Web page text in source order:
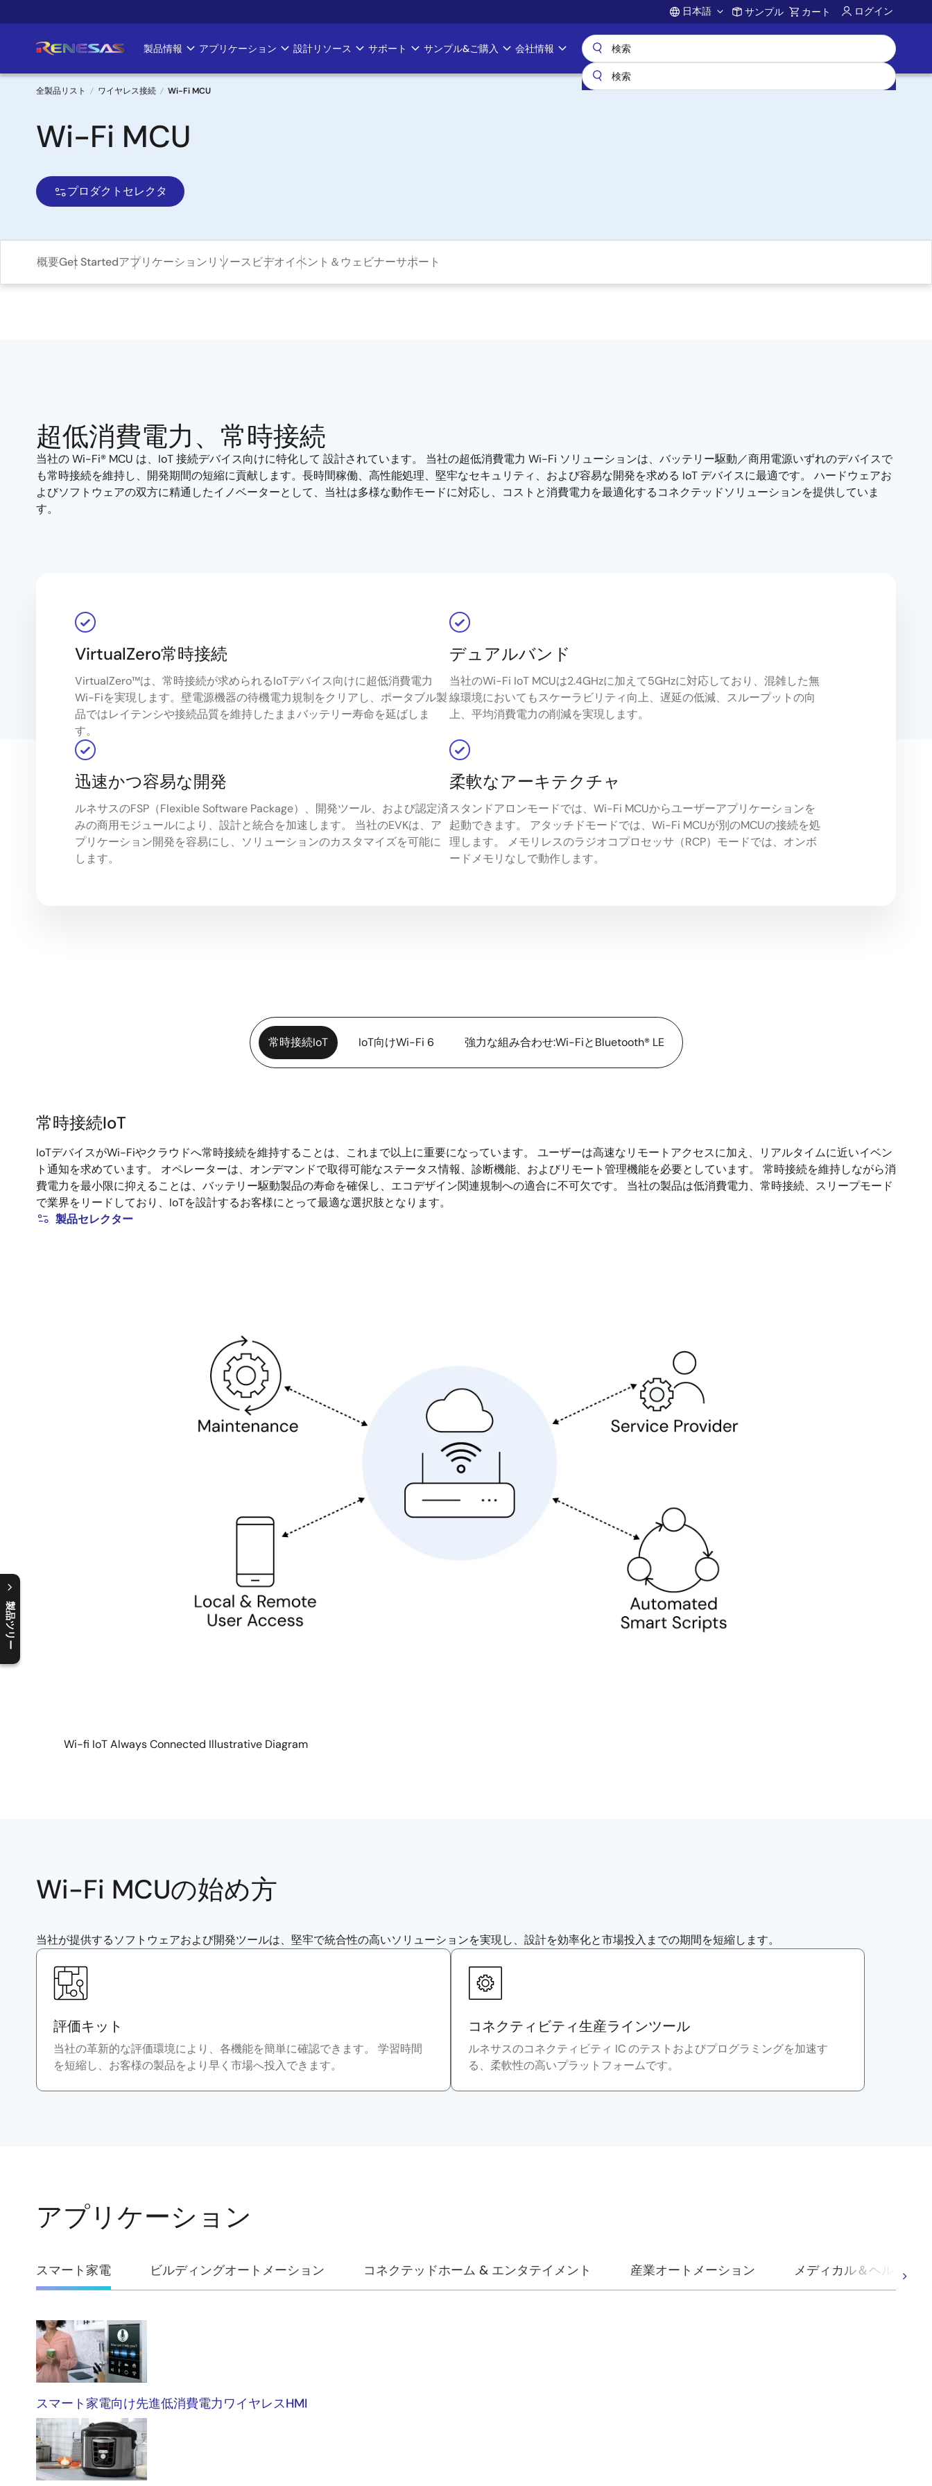
イ
ン
Account
日本語 サンプル カート ログイン
Main
navigation
製品情報 アプリケーション 設計リソース サポート サンプル&ご購入 会社情報
パ
ン
く
ず
全製品リスト ワイヤレス接続 Wi-Fi MCU
Wi-Fi MCU
プロダクトセレクタ
概要Get Startedアプリケーションリソース ビデオイベント＆ウェビナーサポート
製品ツリー
C
l
o
s
e
p
r
o
d
u
c
t
t
r
e
e
m
e
n
O
p
e
n
p
r
o
d
u
c
t
t
r
e
e
m
e
n
超低消費電力、常時接続
当社の Wi-Fi® MCU は、 IoT 接続デバイス向けに特化して 設計されています。 当社の超低消費電力 Wi-Fi ソリューションは、バッテリー駆動／商用電源いずれのデバイスで
も常時接続を維持し、開発期間の短縮に貢献します。長時間稼働、高性能処理、堅牢なセキュリティ、および容易な開発を求める IoT デバイスに最適です。 ハードウェアお
よびソフトウェアの双方に精通したイノベーターとして、当社は多様な動作モードに対応し、コストと消費電力を最適化するコネクテッドソリューションを提供していま
す。
VirtualZero常時接続
VirtualZero™は、常時接続が求められるIoTデバイス向けに超低消費電力
Wi-Fiを実現します。壁電源機器の待機電力規制をクリアし、ポータブル製
品ではレイテンシや接続品質を維持したままバッテリー寿命を延ばしま
す。
デュアルバンド
当社のWi-Fi IoT MCUは2.4GHzに加えて5GHzに対応しており、混雑した無
線環境においてもスケーラビリティ向上、遅延の低減、スループットの向
上、平均消費電力の削減を実現します。
迅速かつ容易な開発
ルネサスのFSP（Flexible Software Package）、開発ツール、および認定済
みの商用モジュールにより、設計と統合を加速します。 当社のEVKは、ア
プリケーション開発を容易にし、ソリューションのカスタマイズを可能に
します。
柔軟なアーキテクチャ
スタンドアロンモードでは、Wi-Fi MCUからユーザーアプリケーションを
起動できます。 アタッチドモードでは、Wi-Fi MCUが別のMCUの接続を処
理します。 メモリレスのラジオコプロセッサ（RCP）モードでは、オンボ
ードメモリなしで動作します。
常時接続IoT IoT向けWi-Fi 6 強力な組み合わせ:Wi-FiとBluetooth® LE
時
接
続
IoT
常時接続IoT
IoTデバイスがWi-Fiやクラウドへ常時接続を維持することは、これまで以上に重要になっています。 ユーザーは高速なリモートアクセスに加え、リアルタイムに近いイベン
ト通知を求めています。 オペレーターは、オンデマンドで取得可能なステータス情報、診断機能、およびリモート管理機能を必要としています。 常時接続を維持しながら消
費電力を最小限に抑えることは、バッテリー駆動製品の寿命を確保し、エコデザイン関連規制への適合に不可欠です。 当社の製品は低消費電力、常時接続、スリープモード
で業界をリードしており、IoTを設計するお客様にとって最適な選択肢となります。
製品セレクター
Wi-fi IoT Always Connected Illustrative Diagram
Wi-Fi MCUの始め方
当社が提供するソフトウェアおよび開発ツールは、堅牢で統合性の高いソリューションを実現し、設計を効率化と市場投入までの期間を短縮します。
評価キット
当社の革新的な評価環境により、各機能を簡単に確認できます。 学習時間
を短縮し、お客様の製品をより早く市場へ投入できます。
コネクティビティ生産ラインツール
ルネサスのコネクティビティ IC のテストおよびプログラミングを加速す
る、柔軟性の高いプラットフォームです。
アプリケーション
スマート家電 ビルディングオートメーション コネクテッドホーム & エンタテイメント 産業オートメーション メディカル＆ヘルスケア
ス
マ
ー
ト
家
電
スマート家電向け先進低消費電力ワイヤレスHMI